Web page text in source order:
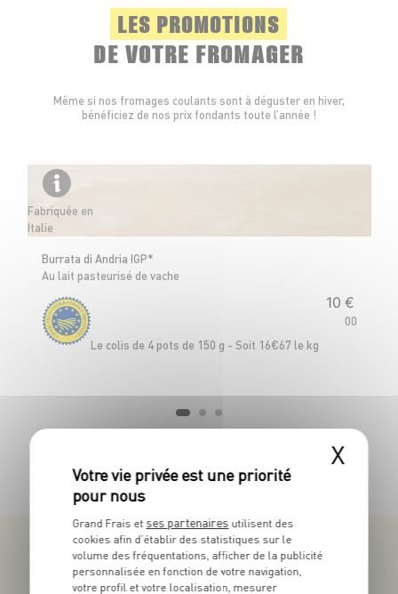
LES PROMOTIONS
DE VOTRE FROMAGER
Même si nos fromages coulants sont à déguster en hiver,
bénéficiez de nos prix fondants toute l’année !
Fabriquée en
Italie
Burrata di Andria IGP*
Au lait pasteurisé de vache
10 €
00
Le colis de 4 pots de 150 g - Soit 16€67 le kg
X
Grand Frais et ses partenaires utilisent des
cookies afin d’établir des statistiques sur le
volume des fréquentations, afficher de la publicité
personnalisée en fonction de votre navigation,
votre profil et votre localisation, mesurer